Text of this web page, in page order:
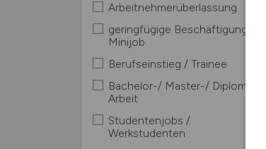
Arbeitnehmerüberlassung
geringfügige Beschäftigung /
Minijob
Berufseinstieg / Trainee
Bachelor-/ Master-/ Diplom-
Arbeit
Studentenjobs /
Werkstudenten